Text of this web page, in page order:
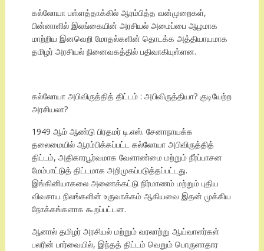
கல்லோயா பள்ளத்தாக்கில் ஆரம்பித்த வன்முறைகள்,
பின்னாளில் இலங்கையின் அரசியல் அமைப்பை ஆழமாக
மாற்றிய இனவெறி மோதல்களின் தொடக்க அத்தியாயமாக
தமிழர் அரசியல் நினைவகத்தில் பதிவாகியுள்ளன.
கல்லோயா அபிவிருத்தித் திட்டம் : அபிவிருத்தியா? குடியேற்ற
அரசியலா?
1949 ஆம் ஆண்டு பிரதமர் டி.எஸ். சேனாநாயக்க
தலைமையில் ஆரம்பிக்கப்பட்ட கல்லோயா அபிவிருத்தித்
திட்டம், அதிகாரபூர்வமாக வேளாண்மை மற்றும் நீர்ப்பாசன
மேம்பாட்டுத் திட்டமாக அறிமுகப்படுத்தப்பட்டது.
இங்கினியாகலை அணைக்கட்டு நிர்மாணம் மற்றும் புதிய
விவசாய நிலங்களின் உருவாக்கம் ஆகியவை இதன் முக்கிய
நோக்கங்களாக கூறப்பட்டன.
ஆனால் தமிழர் அரசியல் மற்றும் வரலாற்று ஆய்வாளர்கள்
பலரின் பார்வையில், இந்தத் திட்டம் வெறும் பொருளாதார